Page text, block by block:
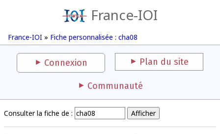
France-IOI
France-IOI » Fiche personnalisée : cha08
Connexion Plan du site
Communauté
Consulter la fiche de :